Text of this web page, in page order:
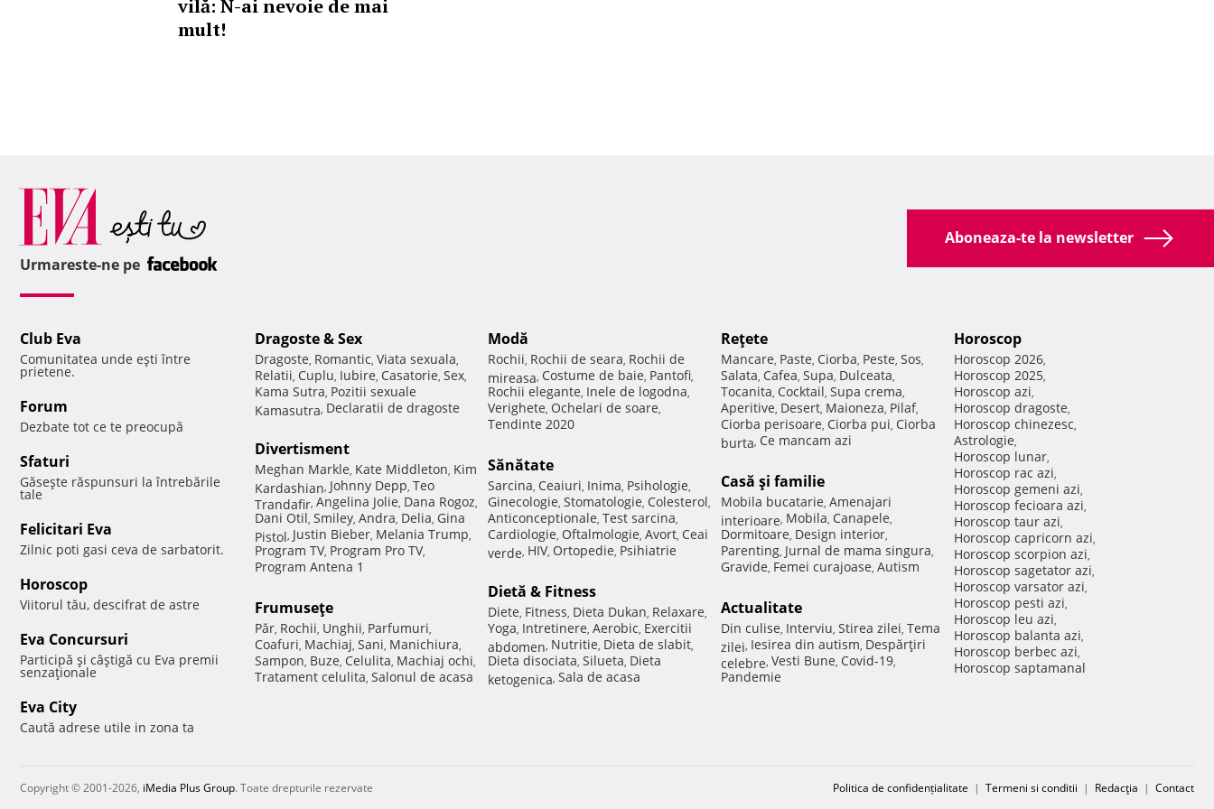
vilă: N-ai nevoie de mai
mult!
Aboneaza-te la newsletter
Urmareste-ne pe
Club Eva
Comunitatea unde eşti între
prietene.
Forum
Dezbate tot ce te preocupă
Sfaturi
Găseşte răspunsuri la întrebările
tale
Felicitari Eva
Zilnic poti gasi ceva de sarbatorit.
Horoscop
Viitorul tău, descifrat de astre
Eva Concursuri
Participă şi câştigă cu Eva premii
senzaţionale
Eva City
Caută adrese utile in zona ta
Dragoste & Sex
Dragoste, Romantic, Viata sexuala,
Relatii, Cuplu, Iubire, Casatorie, Sex,
Kama Sutra, Pozitii sexuale
Kamasutra, Declaratii de dragoste
Divertisment
Meghan Markle, Kate Middleton, Kim
Kardashian, Johnny Depp, Teo
Trandafir, Angelina Jolie, Dana Rogoz,
Dani Otil, Smiley, Andra, Delia, Gina
Pistol, Justin Bieber, Melania Trump,
Program TV, Program Pro TV,
Program Antena 1
Frumuseţe
Păr, Rochii, Unghii, Parfumuri,
Coafuri, Machiaj, Sani, Manichiura,
Sampon, Buze, Celulita, Machiaj ochi,
Tratament celulita, Salonul de acasa
Modă
Rochii, Rochii de seara, Rochii de
mireasa, Costume de baie, Pantofi,
Rochii elegante, Inele de logodna,
Verighete, Ochelari de soare,
Tendinte 2020
Sănătate
Sarcina, Ceaiuri, Inima, Psihologie,
Ginecologie, Stomatologie, Colesterol,
Anticonceptionale, Test sarcina,
Cardiologie, Oftalmologie, Avort, Ceai
verde, HIV, Ortopedie, Psihiatrie
Dietă & Fitness
Diete, Fitness, Dieta Dukan, Relaxare,
Yoga, Intretinere, Aerobic, Exercitii
abdomen, Nutritie, Dieta de slabit,
Dieta disociata, Silueta, Dieta
ketogenica, Sala de acasa
Reţete
Mancare, Paste, Ciorba, Peste, Sos,
Salata, Cafea, Supa, Dulceata,
Tocanita, Cocktail, Supa crema,
Aperitive, Desert, Maioneza, Pilaf,
Ciorba perisoare, Ciorba pui, Ciorba
burta, Ce mancam azi
Casă şi familie
Mobila bucatarie, Amenajari
interioare, Mobila, Canapele,
Dormitoare, Design interior,
Parenting, Jurnal de mama singura,
Gravide, Femei curajoase, Autism
Actualitate
Din culise, Interviu, Stirea zilei, Tema
zilei, Iesirea din autism, Despărţiri
celebre, Vesti Bune, Covid-19,
Pandemie
Horoscop
Horoscop 2026,
Horoscop 2025,
Horoscop azi,
Horoscop dragoste,
Horoscop chinezesc,
Astrologie,
Horoscop lunar,
Horoscop rac azi,
Horoscop gemeni azi,
Horoscop fecioara azi,
Horoscop taur azi,
Horoscop capricorn azi,
Horoscop scorpion azi,
Horoscop sagetator azi,
Horoscop varsator azi,
Horoscop pesti azi,
Horoscop leu azi,
Horoscop balanta azi,
Horoscop berbec azi,
Horoscop saptamanal
Copyright © 2001-2026, iMedia Plus Group. Toate drepturile rezervate Politica de confidențialitate | Termeni si conditii | Redacţia | Contact